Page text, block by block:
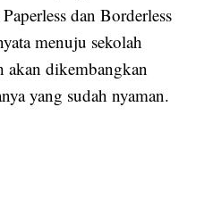
dan Borderless
menuju sekolah
dikembangkan
yang sudah nyaman.